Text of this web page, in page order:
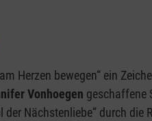
Herzen bewegen“ ein
Vonhoegen geschaffene
Nächstenliebe“ durch die